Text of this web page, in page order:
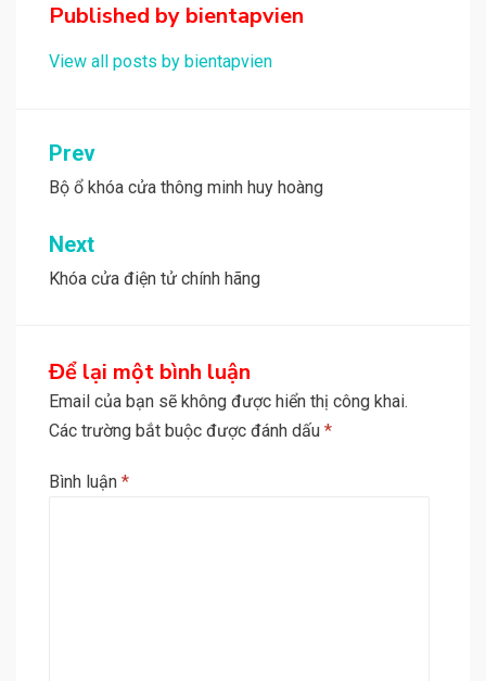
Published by bientapvien
View all posts by bientapvien
Điều
hướng
bài
viết
Prev
Bộ ổ khóa cửa thông minh huy hoàng
Next
Khóa cửa điện tử chính hãng
Để lại một bình luận
Email của bạn sẽ không được hiển thị công khai.
Các trường bắt buộc được đánh dấu *
Bình luận *